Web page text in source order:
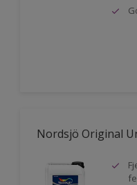
Nordsjö Original